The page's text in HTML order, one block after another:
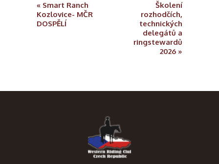
« Smart Ranch
Kozlovice- MČR
DOSPĚLÍ
Školení
rozhodčích,
technických
delegátů a
ringstewardů
2026 »